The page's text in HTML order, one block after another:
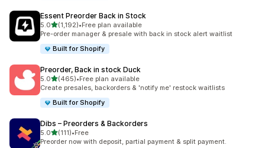
Essent Preorder Back in Stock
5.0별 5개 중
(1,192)
총 리뷰 1192개
•Free plan available
Pre-order manager & presale with back in stock alert waitlist
Built for Shopify
Preorder, Back in stock Duck
5.0별 5개 중
(465)
총 리뷰 465개
•Free plan available
Create presales, backorders & 'notify me' restock waitlists
Built for Shopify
Dibs – Preorders & Backorders
5.0별 5개 중
(111)
총 리뷰 111개
•Free
Preorder now with deposit, partial payment & split payment.